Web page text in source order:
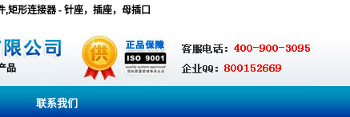
矩形连接器 - 针座，插座，母插口
品
联系我们